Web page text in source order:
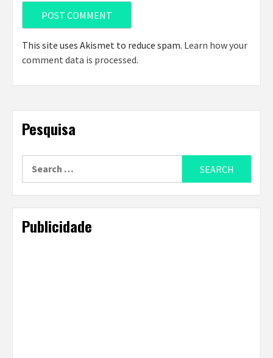
This site uses Akismet to reduce spam. Learn how your
comment data is processed.
Pesquisa
Publicidade